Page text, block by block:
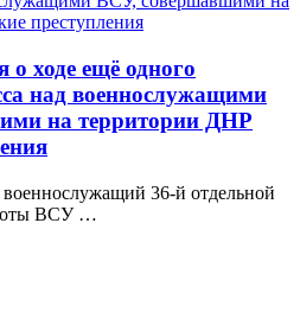
ходе ещё одного
над военнослужащими
на территории ДНР
военнослужащий 36-й отдельной
ВСУ …